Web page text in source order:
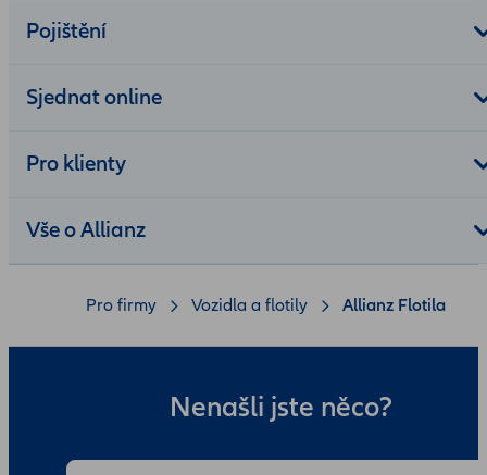
Pojištění
Sjednat online
Pro klienty
Vše o Allianz
Nenašli jste něco?
Pro firmy Vozidla a flotily Allianz Flotila